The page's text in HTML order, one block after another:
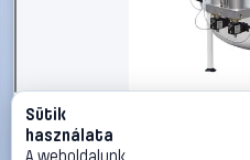
#1785625
Aerotec Aeromedic XTR 2D-
Sütik
használata